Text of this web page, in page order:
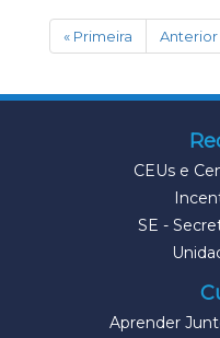
« Primeira Anterior
CEUs e
SE -
Aprender